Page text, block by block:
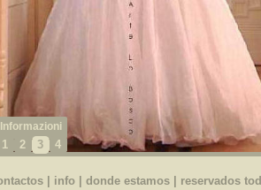
1 2 3 4
| info| donde estamos| reservados